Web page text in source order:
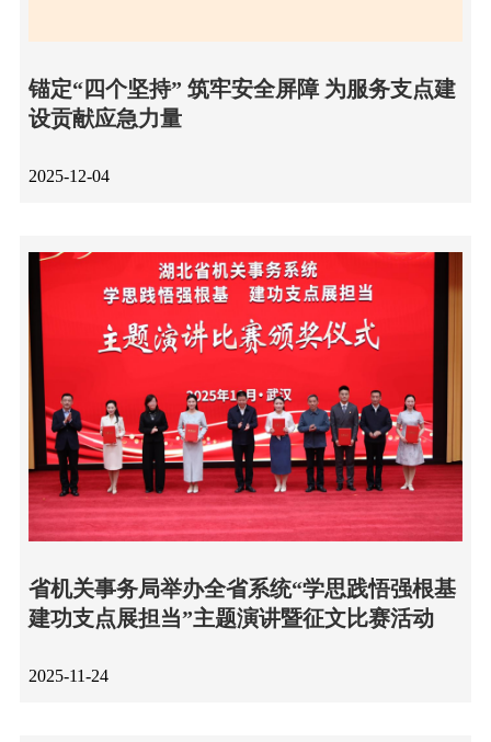
锚定“四个坚持” 筑牢安全屏障 为服务支点建
设贡献应急力量
2025-12-04
省机关事务局举办全省系统“学思践悟强根基
建功支点展担当”主题演讲暨征文比赛活动
2025-11-24